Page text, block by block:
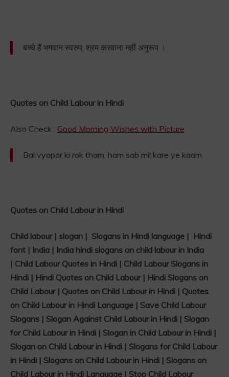
बच्चे हैं भगवान स्वरुप, श्रम करवाना नहीं अनुरूप ।
Quotes on Child Labour in Hindi
Also Check : Good Morning Wishes with Picture
Bal vyapar ki rok tham, ham sab mil kare ye kaam
Quotes on Child Labour in Hindi
Child labour | slogan | Slogans in Hindi language | Hindi
font | India | India hindi slogans on child labour in India
| Child Labour Quotes in Hindi | Child Labour Slogans in
Hindi | Hindi Quotes on Child Labour | Hindi Slogans on
Child Labour | Quotes on Child Labour in Hindi | Quotes
on Child Labour in Hindi Language | Save Child Labour
Slogans | Slogan Against Child Labour in Hindi | Slogan
for Child Labour in Hindi | Slogan in Child Labour in Hindi |
Slogan on Child Labour in Hindi | Slogans for Child Labour
in Hindi | Slogans on Child Labour in Hindi | Slogans on
Child Labour in Hindi Language | Stop Child Labour